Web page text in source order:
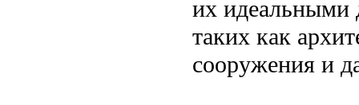
их идеальными
таких как
сооружения и